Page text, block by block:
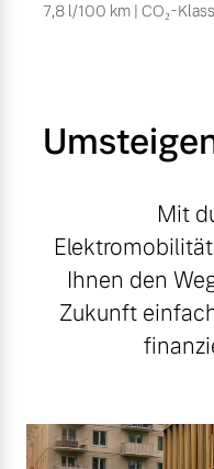
7,8 l/100 km | CO₂-
Mit
Ihnen den
Zukunft